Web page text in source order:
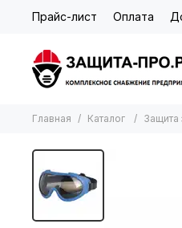
Прайс-лист Оплата
Главная Каталог Защита